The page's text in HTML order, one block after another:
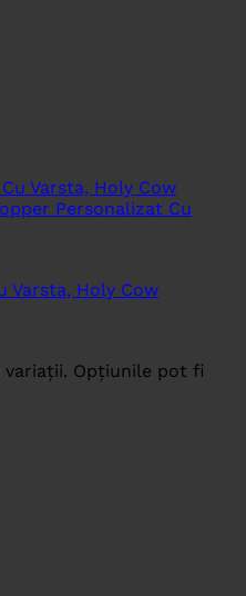
Varsta, Holy Cow
Opțiunile pot fi